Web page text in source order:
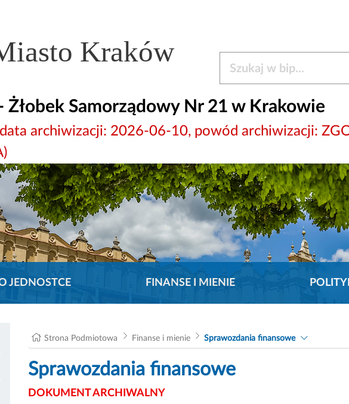
Kraków
Samorządowy Nr 21 w Krakowie
archiwizacji: 2026-06-10, powód archiwizacji:
JEDNOSTCE FINANSE I MIENIE
Strona Podmiotowa Finanse i mienie Sprawozdania finansowe
Sprawozdania finansowe
DOKUMENT ARCHIWALNY